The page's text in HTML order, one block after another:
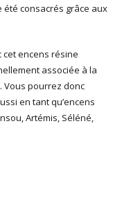
consacrés grâce aux
cet encens résine
associée à la
Vous pourrez donc
en tant qu’encens
Artémis, Séléné,